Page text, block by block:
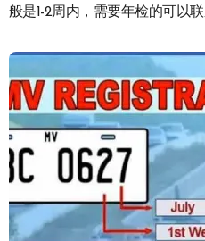
般是1-2周内，需要年检的可以